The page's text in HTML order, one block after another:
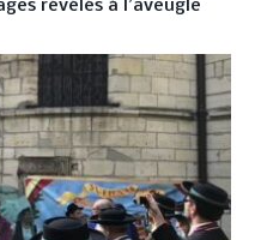
révélés à l’aveugle